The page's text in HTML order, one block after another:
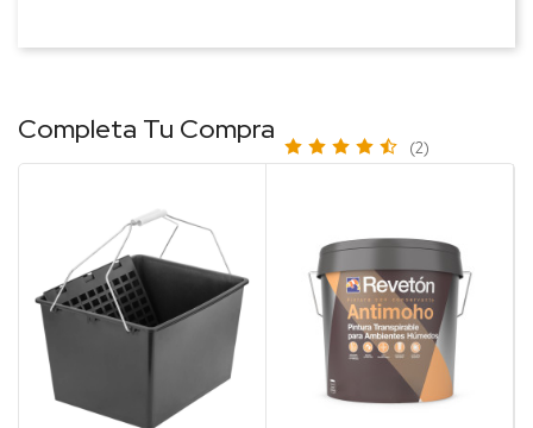
Completa Tu Compra
(2)